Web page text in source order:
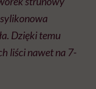
Dzięki temu
liści nawet na 7-